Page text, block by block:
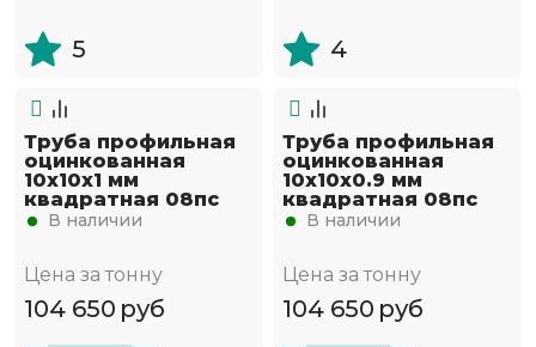
5 4
Труба профильная
оцинкованная
10х10х1 мм
квадратная 08пс
В наличии
Цена за тонну
104 650 руб
Труба профильная
оцинкованная
10х10х0.9 мм
квадратная 08пс
В наличии
Цена за тонну
104 650 руб